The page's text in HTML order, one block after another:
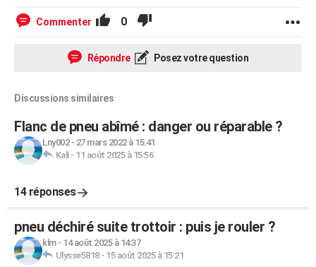
Commenter 0
Répondre Posez votre question
Discussions similaires
Flanc de pneu abîmé : danger ou réparable ?
Lny002- 27 mars 2022 à 15:41
Kali- 11 août 2025 à 15:56
14 réponses
pneu déchiré suite trottoir : puis je rouler ?
klm- 14 août 2025 à 14:37
Ulysse5818- 15 août 2025 à 15:21